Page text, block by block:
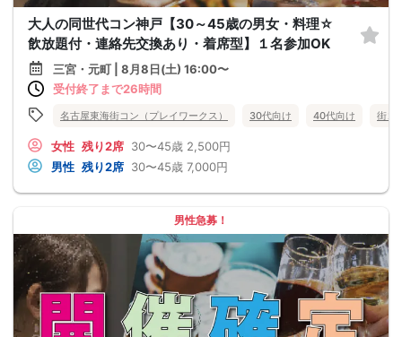
大人の同世代コン神戸【30～45歳の男女・料理☆
飲放題付・連絡先交換あり・着席型】１名参加OK
三宮・元町 | 8月8日(土) 16:00〜
受付終了まで26時間
名古屋東海街コン（プレイワークス） 30代向け 40代向け 街コ
女性 残り2席 30〜45歳 2,500円
男性 残り2席 30〜45歳 7,000円
男性急募！